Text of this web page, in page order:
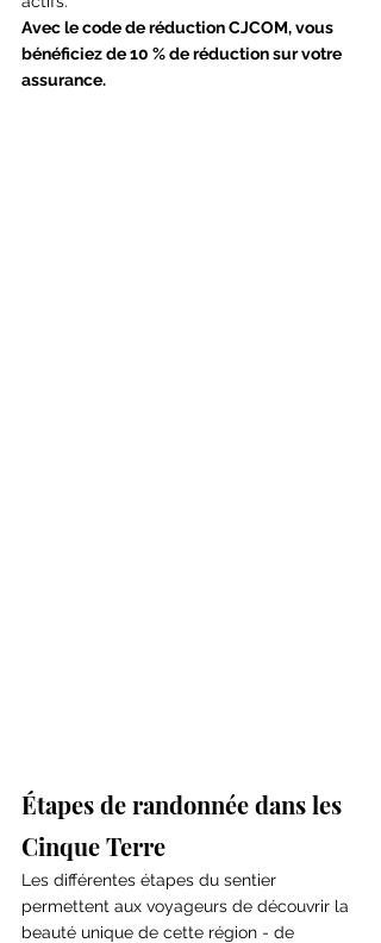
Avec le code de réduction CJCOM, vous
bénéficiez de 10 % de réduction sur votre
assurance.
Étapes de randonnée dans les
Cinque Terre
Les différentes étapes du sentier
permettent aux voyageurs de découvrir la
beauté unique de cette région - de